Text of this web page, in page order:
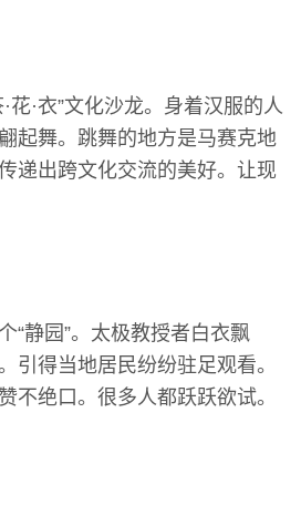
花·衣”文化沙龙。身着汉服的人
起舞。跳舞的地方是马赛克地
递出跨文化交流的美好。让现
“静园”。太极教授者白衣飘
引得当地居民纷纷驻足观看。
不绝口。很多人都跃跃欲试。